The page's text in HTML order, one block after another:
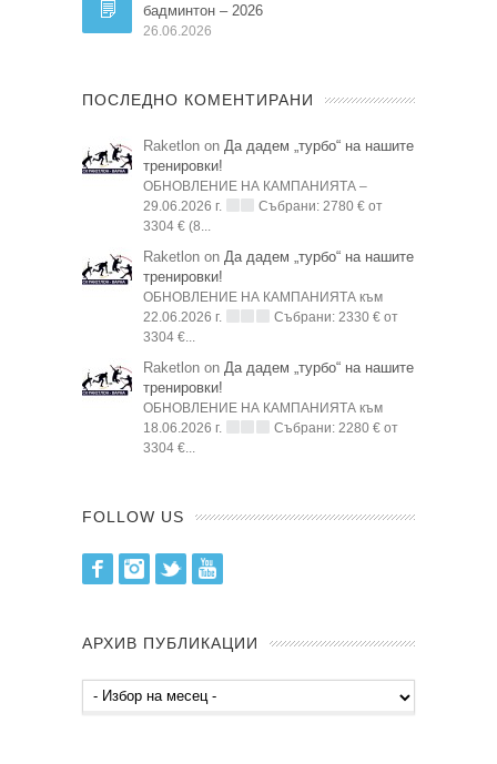
бадминтон – 2026
26.06.2026
ПОСЛЕДНО КОМЕНТИРАНИ
Raketlon on Да дадем „турбо“ на нашите
тренировки!
ОБНОВЛЕНИЕ НА КАМПАНИЯТА –
29.06.2026 г.
Събрани: 2780 € от
3304 € (8...
Raketlon on Да дадем „турбо“ на нашите
тренировки!
ОБНОВЛЕНИЕ НА КАМПАНИЯТА към
22.06.2026 г.
Събрани: 2330 € от
3304 €...
Raketlon on Да дадем „турбо“ на нашите
тренировки!
ОБНОВЛЕНИЕ НА КАМПАНИЯТА към
18.06.2026 г.
Събрани: 2280 € от
3304 €...
FOLLOW US
FacebookInstagram
Twitter
АРХИВ ПУБЛИКАЦИИ
Архив
публикации